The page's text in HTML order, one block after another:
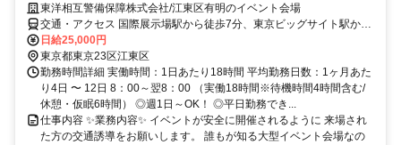
東洋相互警備保障株式会社/江東区有明のイベント会場
交通・アクセス 国際展示場駅から徒歩7分、東京ビッグサイト駅から
徒歩3分 ★固定現場
日給25,000円
東京都東京23区江東区
勤務時間詳細 実働時間：1日あたり18時間 平均勤務日数：1ヶ月あた
り4日 〜 12日 8：00～翌8：00 （実働18時間※待機時間4時間含む/
休憩・仮眠6時間） ◎週1日～OK！ ◎平日勤務でき...
仕事内容 ✨業務内容✨ イベントが安全に開催されるように 来場され
た方の交通誘導をお願いします。 誰もが知る大型イベント会場なの